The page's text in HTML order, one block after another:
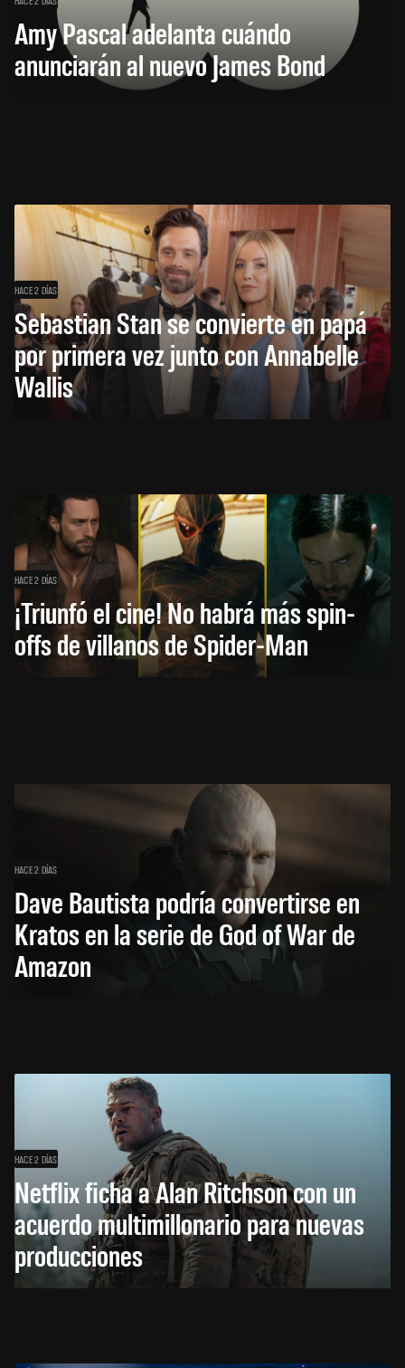
Amy Pascal adelanta cuándo
anunciarán al nuevo James Bond
HACE 2 DÍAS
Sebastian Stan se convierte en papá
por primera vez junto con Annabelle
Wallis
HACE 2 DÍAS
¡Triunfó el cine! No habrá más spin-
offs de villanos de Spider-Man
HACE 2 DÍAS
Dave Bautista podría convertirse en
Kratos en la serie de God of War de
Amazon
HACE 2 DÍAS
Netflix ficha a Alan Ritchson con un
acuerdo multimillonario para nuevas
producciones